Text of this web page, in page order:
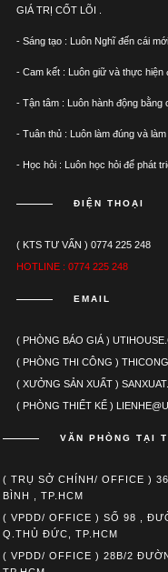
GIÁ TRỊ CỐT LÕI .
- Sáng tạo : Luôn Nghĩ đến cái
- Cam kết : Luôn giữ và thực hiện
- Tận tâm : Luôn hành động bằng
- Tuân thủ : Luôn làm đúng và
- Học hỏi : Luôn học hỏi để phát
ĐIỆN THOẠI
( KTS TƯ VẤN ) 0774 225 248
HOTLINE : 0774 225 248
EMAIL
( PHÒNG BÁO GIÁ )
( PHÒNG THI CÔNG )
( XƯỞNG SẢN XUẤT )
( PHÒNG THIẾT KẾ )
VĂN PHÒNG TẠI
( TRỤ SỞ CHÍNH/ OFFICE )
BÌNH , TP.HCM
( VPDD/ OFFICE ) SỐ 98 ,
Q.THỦ ĐỨC, TP.HCM
( VPDD/ OFFICE ) 28B/2